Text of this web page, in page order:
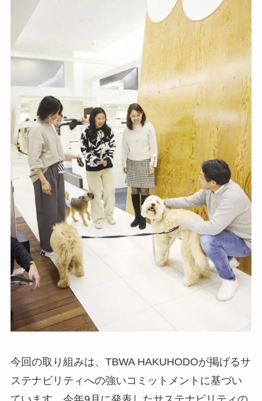
今回の取り組みは、TBWA HAKUHODOが掲げるサ
ステナビリティへの強いコミットメントに基づい